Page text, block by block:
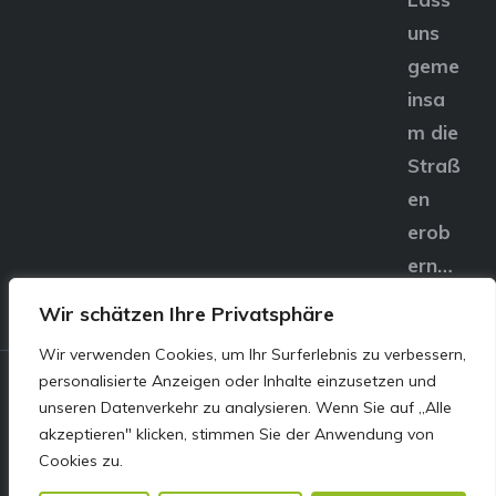
Wir schätzen Ihre Privatsphäre
Wir verwenden Cookies, um Ihr Surferlebnis zu verbessern,
personalisierte Anzeigen oder Inhalte einzusetzen und
unseren Datenverkehr zu analysieren. Wenn Sie auf „Alle
akzeptieren" klicken, stimmen Sie der Anwendung von
Cookies zu.
uns
geme
insa
m die
Straß
en
erob
ern…
© E&S Motors GmbH,
Linzer Straße 83 4240
Freistadt